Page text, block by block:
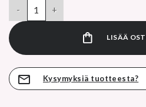
on:
37,40 €.
LISÄÄ
Kysymyksiä tuotteesta?